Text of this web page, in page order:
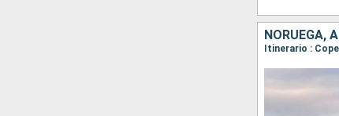
NORUEGA,
Itinerario :